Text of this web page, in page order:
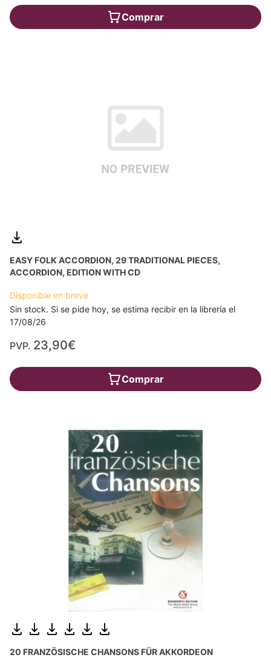
Comprar
EASY FOLK ACCORDION, 29 TRADITIONAL PIECES,
ACCORDION, EDITION WITH CD
Disponible en breve
Sin stock. Si se pide hoy, se estima recibir en la librería el
17/08/26
PVP. 23,90€
Comprar
20 FRANZÖSISCHE CHANSONS FÜR AKKORDEON